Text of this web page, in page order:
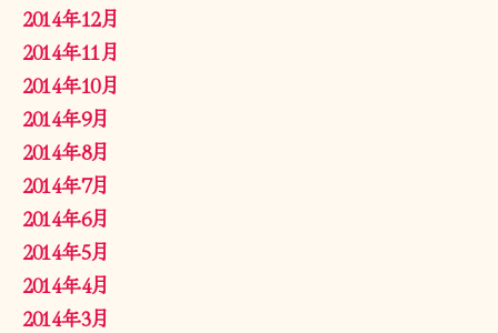
2014年12月
2014年11月
2014年10月
2014年9月
2014年8月
2014年7月
2014年6月
2014年5月
2014年4月
2014年3月